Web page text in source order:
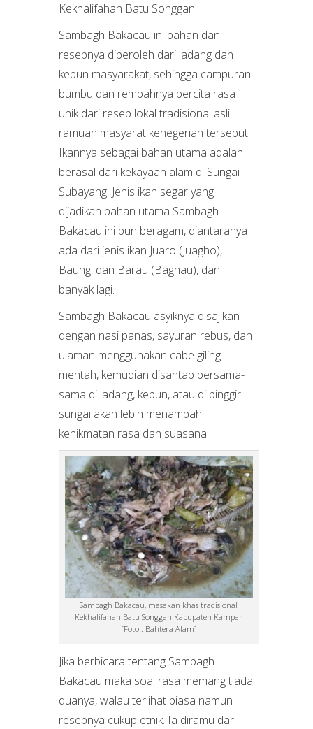
Kekhalifahan Batu Songgan.
Sambagh Bakacau ini bahan dan
resepnya diperoleh dari ladang dan
kebun masyarakat, sehingga campuran
bumbu dan rempahnya bercita rasa
unik dari resep lokal tradisional asli
ramuan masyarat kenegerian tersebut.
Ikannya sebagai bahan utama adalah
berasal dari kekayaan alam di Sungai
Subayang. Jenis ikan segar yang
dijadikan bahan utama Sambagh
Bakacau ini pun beragam, diantaranya
ada dari jenis ikan Juaro (Juagho),
Baung, dan Barau (Baghau), dan
banyak lagi.
Sambagh Bakacau asyiknya disajikan
dengan nasi panas, sayuran rebus, dan
ulaman menggunakan cabe giling
mentah, kemudian disantap bersama-
sama di ladang, kebun, atau di pinggir
sungai akan lebih menambah
kenikmatan rasa dan suasana.
Sambagh Bakacau, masakan khas tradisional
Kekhalifahan Batu Songgan Kabupaten Kampar
[Foto : Bahtera Alam]
Jika berbicara tentang Sambagh
Bakacau maka soal rasa memang tiada
duanya, walau terlihat biasa namun
resepnya cukup etnik. Ia diramu dari